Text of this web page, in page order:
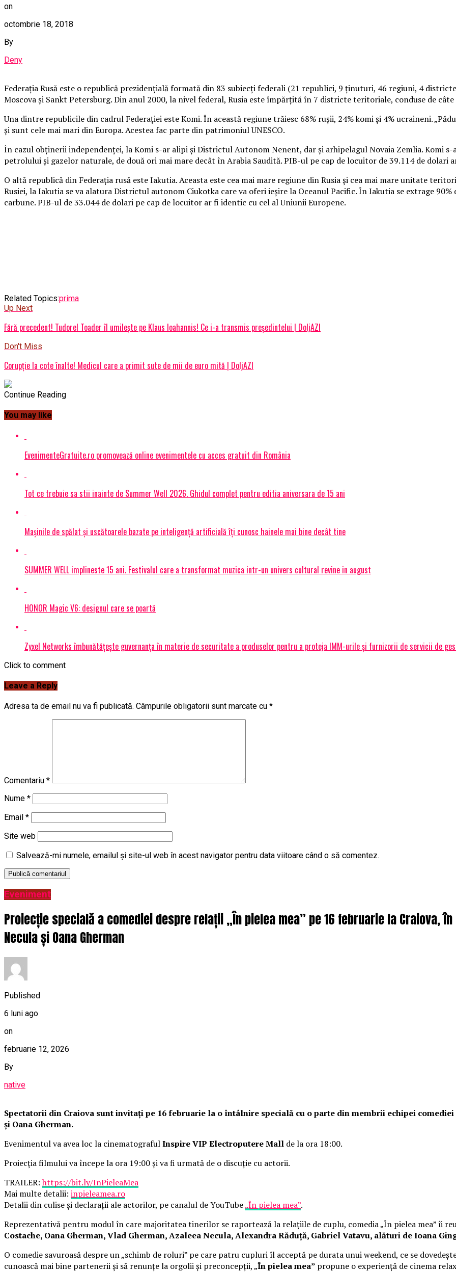
on
octombrie 18, 2018
By
Deny
Federaţia Rusă este o republică prezidenţială formată din 83 subiecţi federali (21 republici, 9 ţinuturi, 46 regiuni, 4
Moscova şi Sankt Petersburg. Din anul 2000, la nivel federal, Rusia este împărţită în 7 districte teritoriale, conduse de
Una dintre republicile din cadrul Federaţiei este Komi. În această regiune trăiesc 68% ruşii, 24% komi şi 4% ucraineni.
şi sunt cele mai mari din Europa. Acestea fac parte din patrimoniul UNESCO.
În cazul obţinerii independenţei, la Komi s-ar alipi şi Districtul Autonom Nenent, dar şi arhipelagul Novaia Zemlia. Komi
petrolului şi gazelor naturale, de două ori mai mare decât în Arabia Saudită. PIB-ul pe cap de locuitor de 39.114 de dolari
O altă republică din Federaţia rusă este Iakutia. Aceasta este cea mai mare regiune din Rusia şi cea mai mare unitate
Rusiei, la Iakutia se va alatura Districtul autonom Ciukotka care va oferi ieşire la Oceanul Pacific. În Iakutia se extrage
carbune. PIB-ul de 33.044 de dolari pe cap de locuitor ar fi identic cu cel al Uniunii Europene.
Related Topics:prima
Up Next
Fără precedent! Tudorel Toader îl umilește pe Klaus Ioahannis! Ce i-a transmis președintelui | DoljAZI
Don't Miss
Corupție la cote înalte! Medicul care a primit sute de mii de euro mită | DoljAZI
Continue Reading
You may like
EvenimenteGratuite.ro promovează online evenimentele cu acces gratuit din România
Tot ce trebuie sa stii inainte de Summer Well 2026. Ghidul complet pentru editia aniversara de 15 ani
Mașinile de spălat și uscătoarele bazate pe inteligență artificială îți cunosc hainele mai bine decât tine
SUMMER WELL implineste 15 ani. Festivalul care a transformat muzica intr-un univers cultural revine in august
HONOR Magic V6: designul care se poartă
Zyxel Networks îmbunătățește guvernanța în materie de securitate a produselor pentru a proteja IMM-urile și furnizorii de servicii de
Click to comment
Leave a Reply
Adresa ta de email nu va fi publicată. Câmpurile obligatorii sunt marcate cu *
Comentariu *
Nume *
Email *
Site web
Salvează-mi numele, emailul și site-ul web în acest navigator pentru data viitoare când o să comentez.
Eveniment
Proiecție specială a comediei despre relații „În pielea mea” pe 16 februarie la Craiova,
Necula și Oana Gherman
Published
6 luni ago
on
februarie 12, 2026
By
native
Spectatorii din Craiova sunt invitați pe 16 februarie la o întâlnire specială cu o parte din membrii echipei
și Oana Gherman.
Evenimentul va avea loc la cinematografulInspire VIP Electroputere Mall de la ora 18:00.
Proiecția filmului va începe la ora 19:00 și va fi urmată de o discuție cu actorii.
TRAILER:https://bit.ly/InPieleaMea
Mai multe detalii: inpieleamea.ro
Detalii din culise și declarații ale actorilor, pe canalul de YouTube„În pielea mea”.
Reprezentativă pentru modul în care majoritatea tinerilor se raportează la relațiile de cuplu, comedia „În pielea mea” îi
Costache, Oana Gherman, Vlad Gherman, Azaleea Necula, Alexandra Răduță, Gabriel Vatavu, alături de Ioana
O comedie savuroasă despre un „schimb de roluri” pe care patru cupluri îl acceptă pe durata unui weekend, ce se
cunoască mai bine partenerii și să renunțe la orgolii și preconcepții, „În pielea mea” propune o experiență de cinema